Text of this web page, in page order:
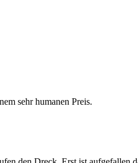
sehr humanen Preis.